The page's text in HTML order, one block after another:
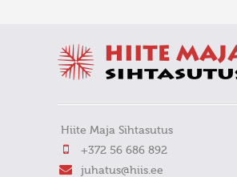
Hiite Maja Sihtasutus
+372 56 686 892
juhatus@hiis.ee